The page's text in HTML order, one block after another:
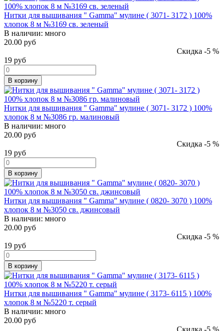
Нитки для вышивания " Gamma" мулине ( 3071- 3172 ) 100%
хлопок 8 м №3169 св. зеленый
В наличии: много
20.00 руб
Скидка -5 %
19 руб
В корзину
Нитки для вышивания " Gamma" мулине ( 3071- 3172 ) 100%
хлопок 8 м №3086 гр. малиновый
В наличии: много
20.00 руб
Скидка -5 %
19 руб
В корзину
Нитки для вышивания " Gamma" мулине ( 0820- 3070 ) 100%
хлопок 8 м №3050 св. джинсовый
В наличии: много
20.00 руб
Скидка -5 %
19 руб
В корзину
Нитки для вышивания " Gamma" мулине ( 3173- 6115 ) 100%
хлопок 8 м №5220 т. серый
В наличии: много
20.00 руб
Скидка -5 %